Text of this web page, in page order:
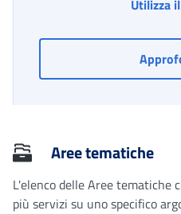
Utilizza
Aree tematiche
L'elenco delle Aree tematiche
più servizi su uno specifico